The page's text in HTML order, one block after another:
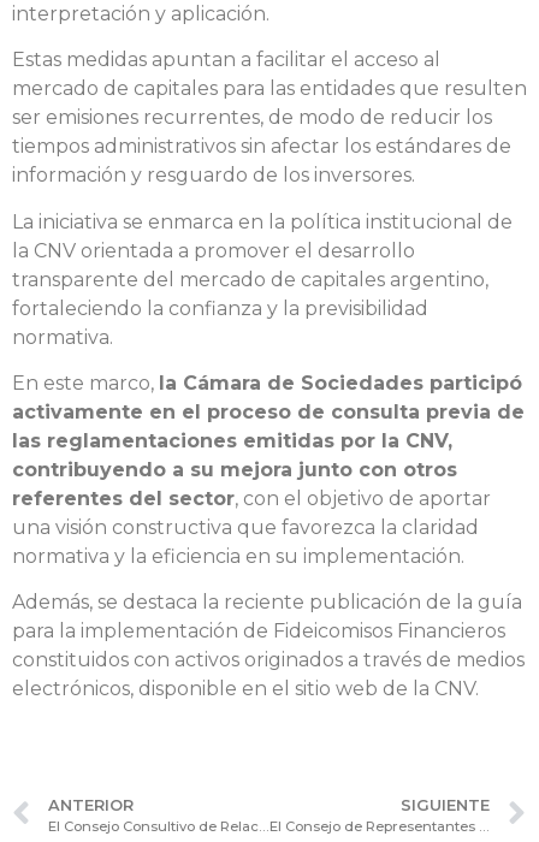
interpretación y aplicación.
Estas medidas apuntan a facilitar el acceso al
mercado de capitales para las entidades que resulten
ser emisiones recurrentes, de modo de reducir los
tiempos administrativos sin afectar los estándares de
información y resguardo de los inversores.
La iniciativa se enmarca en la política institucional de
la CNV orientada a promover el desarrollo
transparente del mercado de capitales argentino,
fortaleciendo la confianza y la previsibilidad
normativa.
En este marco, la Cámara de Sociedades participó
activamente en el proceso de consulta previa de
las reglamentaciones emitidas por la CNV,
contribuyendo a su mejora junto con otros
referentes del sector, con el objetivo de aportar
una visión constructiva que favorezca la claridad
normativa y la eficiencia en su implementación.
Además, se destaca la reciente publicación de la guía
para la implementación de Fideicomisos Financieros
constituidos con activos originados a través de medios
electrónicos, disponible en el sitio web de la CNV.
ANTERIOR SIGUIENTE